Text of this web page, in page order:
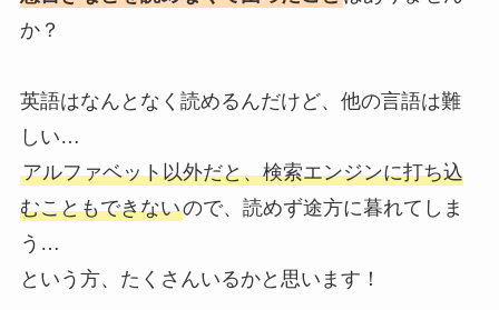
か？
英語はなんとなく読めるんだけど、他の言語は難
しい…
アルファベット以外だと、検索エンジンに打ち込
むこともできないので、読めず途方に暮れてしま
う…
という方、たくさんいるかと思います！